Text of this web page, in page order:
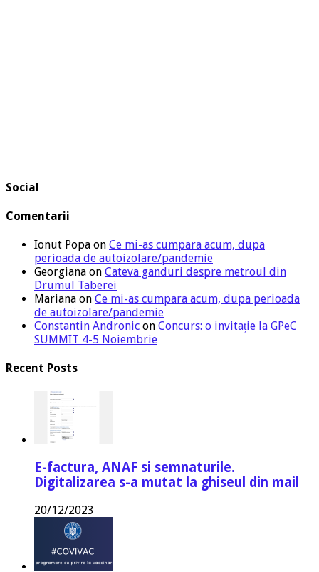
Social
Comentarii
Ionut Popa on Ce mi-as cumpara acum, dupa
perioada de autoizolare/pandemie
Georgiana on Cateva ganduri despre metroul din
Drumul Taberei
Mariana on Ce mi-as cumpara acum, dupa perioada
de autoizolare/pandemie
Constantin Andronic on Concurs: o invitație la GPeC
SUMMIT 4-5 Noiembrie
Recent Posts
E-factura, ANAF si semnaturile.
Digitalizarea s-a mutat la ghiseul din mail
20/12/2023